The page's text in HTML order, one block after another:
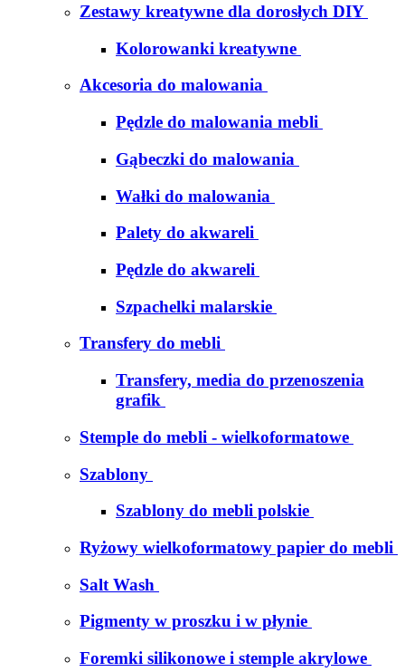
Zestawy kreatywne dla dorosłych DIY
Kolorowanki kreatywne
Akcesoria do malowania
Pędzle do malowania mebli
Gąbeczki do malowania
Wałki do malowania
Palety do akwareli
Pędzle do akwareli
Szpachelki malarskie
Transfery do mebli
Transfery, media do przenoszenia
grafik
Stemple do mebli - wielkoformatowe
Szablony
Szablony do mebli polskie
Ryżowy wielkoformatowy papier do mebli
Salt Wash
Pigmenty w proszku i w płynie
Foremki silikonowe i stemple akrylowe